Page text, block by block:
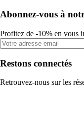
Abonnez-vous à
Profitez de -10% en vous
Restons connectés
Retrouvez-nous sur les